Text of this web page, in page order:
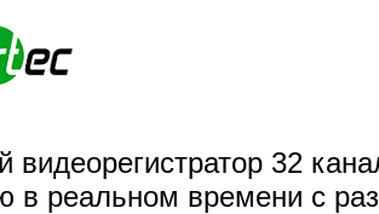
видеорегистратор 32
в реальном времени с